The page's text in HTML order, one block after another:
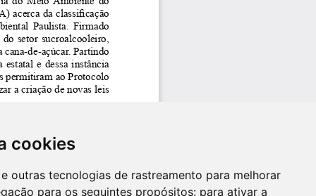
cookies
outras tecnologias de rastreamento para melhorar
para os seguintes propósitos: para ativar a